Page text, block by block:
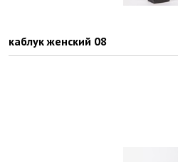
каблук женский 08